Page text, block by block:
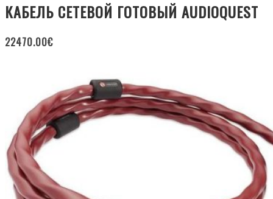
КАБЕЛЬ СЕТЕВОЙ ГОТОВЫЙ AUDIOQUEST
22470.00€